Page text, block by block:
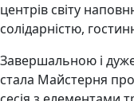
центрів світу
солідарністю,
Завершальною і
стала Майстерня